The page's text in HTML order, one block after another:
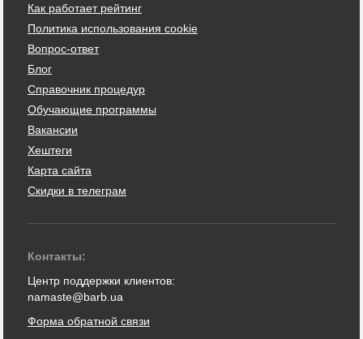
Как работает рейтинг
Политика использования cookie
Вопрос-ответ
Блог
Справочник процедур
Обучающие программы
Вакансии
Хештеги
Карта сайта
Скидки в телеграм
Контакты:
Центр поддержки клиентов:
namaste@barb.ua
Форма обратной связи